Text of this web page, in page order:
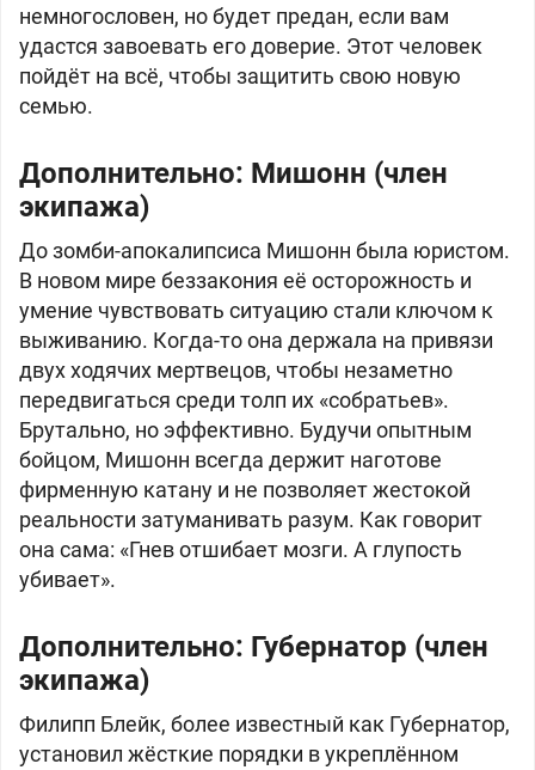
немногословен, но будет предан, если вам
удастся завоевать его доверие. Этот человек
пойдёт на всё, чтобы защитить свою новую
семью.
Дополнительно: Мишонн (член
экипажа)
До зомби-апокалипсиса Мишонн была юристом.
В новом мире беззакония её осторожность и
умение чувствовать ситуацию стали ключом к
выживанию. Когда-то она держала на привязи
двух ходячих мертвецов, чтобы незаметно
передвигаться среди толп их «собратьев».
Брутально, но эффективно. Будучи опытным
бойцом, Мишонн всегда держит наготове
фирменную катану и не позволяет жестокой
реальности затуманивать разум. Как говорит
она сама: «Гнев отшибает мозги. А глупость
убивает».
Дополнительно: Губернатор (член
экипажа)
Филипп Блейк, более известный как Губернатор,
установил жёсткие порядки в укреплённом